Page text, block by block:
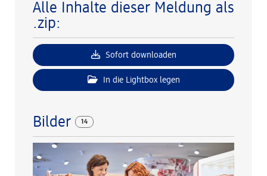
Alle Inhalte dieser Meldung als
.zip:
Sofort downloaden
In die Lightbox legen
Bilder 14